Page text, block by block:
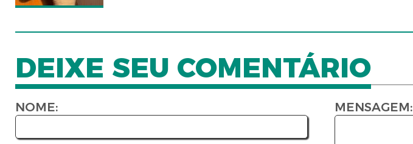
DEIXE SEU COMENTÁRIO
NOME: MENSAGEM: